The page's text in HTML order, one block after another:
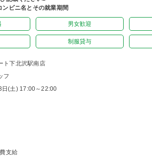
ンビニ名とその就業期間
男女歓迎
制服貸与
ト下北沢駅南店
フ
(土) 17:00～22:00
支給